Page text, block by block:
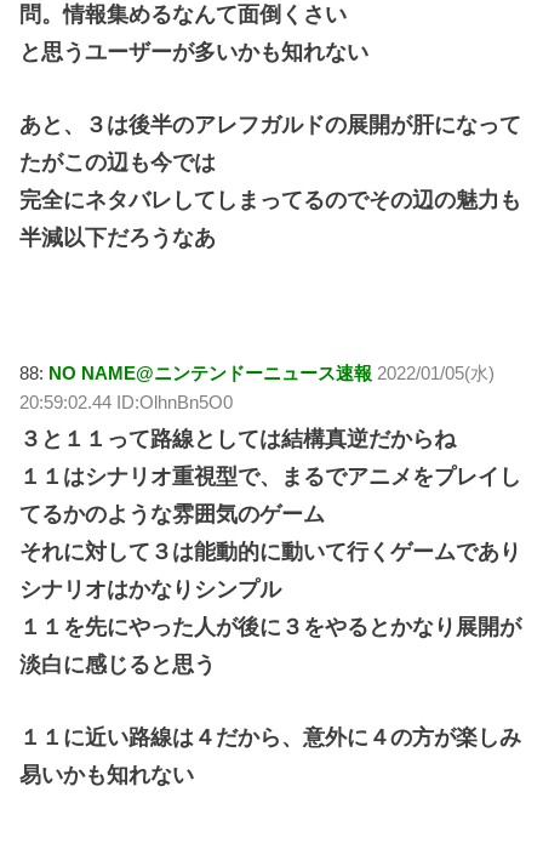
問。情報集めるなんて面倒くさい
と思うユーザーが多いかも知れない
あと、３は後半のアレフガルドの展開が肝になって
たがこの辺も今では
完全にネタバレしてしまってるのでその辺の魅力も
半減以下だろうなあ
88: NO NAME@ニンテンドーニュース速報 2022/01/05(水)
20:59:02.44 ID:OlhnBn5O0
３と１１って路線としては結構真逆だからね
１１はシナリオ重視型で、まるでアニメをプレイし
てるかのような雰囲気のゲーム
それに対して３は能動的に動いて行くゲームであり
シナリオはかなりシンプル
１１を先にやった人が後に３をやるとかなり展開が
淡白に感じると思う
１１に近い路線は４だから、意外に４の方が楽しみ
易いかも知れない